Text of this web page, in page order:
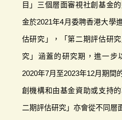
目」三個層面審視社創基金
金於2021年4月委聘香港大學
估研究」，「第二期評估研
究」涵蓋的研究期，進一步
2020年7月至2023年12月期間
創機構和由基金資助或支持
二期評估研究」亦會從不同層